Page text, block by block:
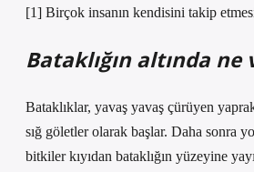
[1] Birçok insanın kendisini takip
Bataklığın altında ne
Bataklıklar, yavaş yavaş çürüyen
sığ göletler olarak başlar. Daha sonra
bitkiler kıyıdan bataklığın yüzeyine